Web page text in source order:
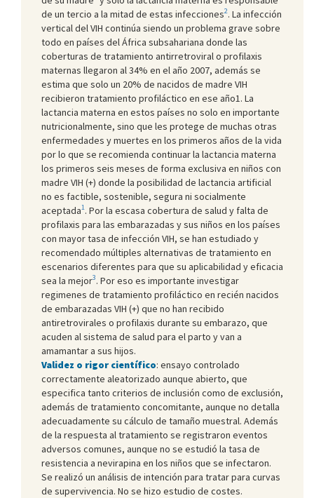
de un tercio a la mitad de estas infecciones2. La infección
vertical del VIH continúa siendo un problema grave sobre
todo en países del África subsahariana donde las
coberturas de tratamiento antirretroviral o profilaxis
maternas llegaron al 34% en el año 2007, además se
estima que solo un 20% de nacidos de madre VIH
recibieron tratamiento profiláctico en ese año1. La
lactancia materna en estos países no solo en importante
nutricionalmente, sino que les protege de muchas otras
enfermedades y muertes en los primeros años de la vida
por lo que se recomienda continuar la lactancia materna
los primeros seis meses de forma exclusiva en niños con
madre VIH (+) donde la posibilidad de lactancia artificial
no es factible, sostenible, segura ni socialmente
aceptada1. Por la escasa cobertura de salud y falta de
profilaxis para las embarazadas y sus niños en los países
con mayor tasa de infección VIH, se han estudiado y
recomendado múltiples alternativas de tratamiento en
escenarios diferentes para que su aplicabilidad y eficacia
sea la mejor3. Por eso es importante investigar
regimenes de tratamiento profiláctico en recién nacidos
de embarazadas VIH (+) que no han recibido
antiretrovirales o profilaxis durante su embarazo, que
acuden al sistema de salud para el parto y van a
amamantar a sus hijos.
Validez o rigor científico: ensayo controlado
correctamente aleatorizado aunque abierto, que
especifica tanto criterios de inclusión como de exclusión,
además de tratamiento concomitante, aunque no detalla
adecuadamente su cálculo de tamaño muestral. Además
de la respuesta al tratamiento se registraron eventos
adversos comunes, aunque no se estudió la tasa de
resistencia a nevirapina en los niños que se infectaron.
Se realizó un análisis de intención para tratar para curvas
de supervivencia. No se hizo estudio de costes.